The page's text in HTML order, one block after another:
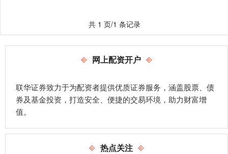
共 1 页/1 条记录
网上配资开户
联华证券致力于为配资者提供优质证券服务，涵盖股票、债
券及基金投资，打造安全、便捷的交易环境，助力财富增
值。
热点关注